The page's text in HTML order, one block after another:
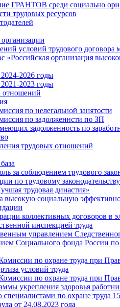
ГРАНТОВ среди социально
трудовых ресурсов
условий трудового договора
«Российская организация
2026 годы
2023 годы
отношений
по нелегальной занятости
по задолженнсти по ЗП
задолженность по
трудовых отношений
за соблюдением трудового
по трудовому законодательству
трудовая династия»
высокую социальную
коллективных договоров в
инспекцией труда
управлением
Социального фонда России по
по охране труда при
условий труда
по охране труда при
укрепления здоровья
по охране труда
от 24.08.2023 года